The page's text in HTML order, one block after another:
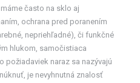
často na sklo aj
ochrana pred poranením
nepriehľadné), či funkčné
hlukom, samočistiaca
požiadaviek naraz sa nazývajú
je nevyhnutná znalosť